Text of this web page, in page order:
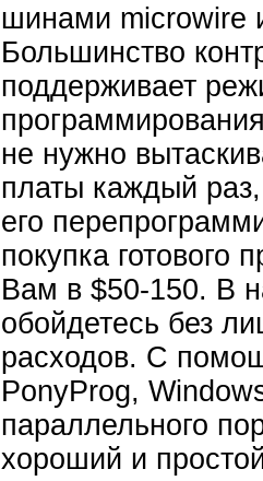
шинами microwire
Большинство
поддерживает
не нужно
платы каждый
его
покупка готового
Вам в $50-150. В
обойдетесь без
расходов. С
PonyProg,
параллельного
хороший и